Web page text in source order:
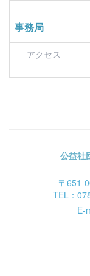
事務局
アクセス
公益社
〒651-
TEL：
E-